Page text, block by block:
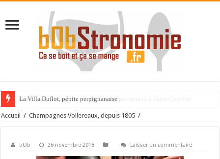
La Villa Duflot, pépite perpignanaise
Accueil / Champagnes Vollereaux, depuis 1805 /
bOb 26 novembre 2018 Laisser un commentaire